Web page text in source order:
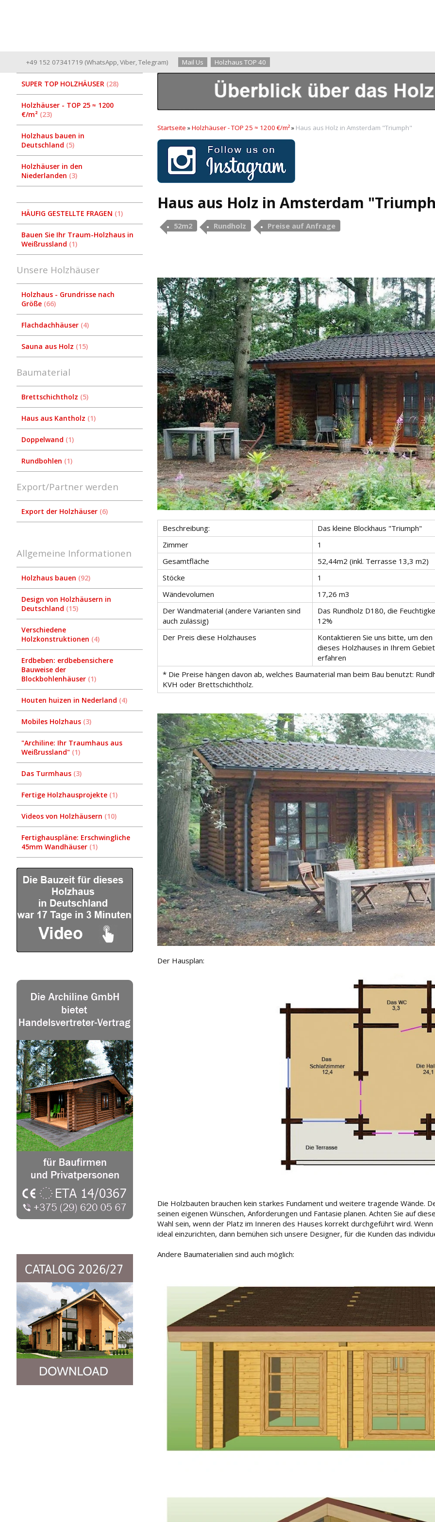
+49 152 07341719 (WhatsApp ,Viber ,Telegram) Mail Us Holzhaus TOP 40
SUPER TOP HOLZHÄUSER 28
Holzhäuser - TOP 25 ≈ 1200
€/m² 23
Holzhaus bauen in
Deutschland 5
Holzhäuser in den
Niederlanden 3
HÄUFIG GESTELLTE FRAGEN 1
Bauen Sie Ihr Traum-Holzhaus in
Weißrussland 1
Unsere Holzhäuser
Holzhaus - Grundrisse nach
Größe 66
Flachdachhäuser 4
Sauna aus Holz 15
Baumaterial
Brettschichtholz 5
Haus aus Kantholz 1
Doppelwand 1
Rundbohlen 1
Export/Partner werden
Export der Holzhäuser 6
Allgemeine Informationen
Holzhaus bauen 92
Design von Holzhäusern in
Deutschland 15
Verschiedene
Holzkonstruktionen 4
Erdbeben: erdbebensichere
Bauweise der
Blockbohlenhäuser 1
Houten huizen in Nederland 4
Mobiles Holzhaus 3
"Archiline: Ihr Traumhaus aus
Weißrussland" 1
Das Turmhaus 3
Fertige Holzhausprojekte 1
Videos von Holzhäusern 10
Fertighauspläne: Erschwingliche
45mm Wandhäuser 1
Startseite »Holzhäuser - TOP 25 ≈ 1200 €/m²» Haus aus Holz in Amsterdam "Triumph"
Haus aus Holz in Amsterdam
52m2 Rundholz Preise auf Anfrage
Beschreibung:
Das kleine Blockhaus "Triumph"
Zimmer
1
Gesamtfläche
52,44m2 (inkl. Terrasse 13,3 m2)
Stöcke
1
Wändevolumen
17,26 m3
Der Wandmaterial (andere Varianten sind
auch zulässig)
Das Rundholz D180, die
12%
Der Preis diese Holzhauses
Kontaktieren Sie uns bitte, um den
dieses Holzhauses in Ihrem
erfahren
* Die Preise hängen davon ab, welches Baumaterial man beim Bau benutzt:
KVH oder Brettschichtholz.
Der Hausplan:
Die Holzbauten brauchen kein starkes Fundament und weitere tragende Wände.
seinen eigenen Wünschen, Anforderungen und Fantasie planen. Achten Sie auf
Wahl sein, wenn der Platz im Inneren des Hauses korrekt durchgeführt wird.
ideal einzurichten, dann bemühen sich unsere Designer, für die Kunden das
Andere Baumaterialien sind auch möglich: